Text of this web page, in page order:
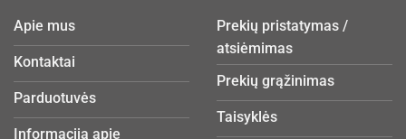
Apie mus
Kontaktai
Parduotuvės
Informacija apie
Prekių pristatymas /
atsiėmimas
Prekių grąžinimas
Taisyklės